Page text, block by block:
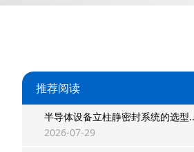
推荐阅读
半导体设备立柱静密封系统的选型..
2026-07-29
双唇同轴密封
组合密封